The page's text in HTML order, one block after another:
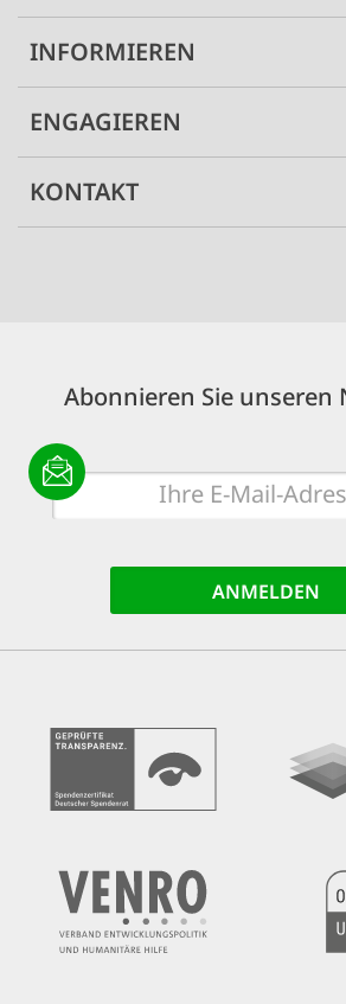
INFORMIEREN
ENGAGIEREN
KONTAKT
Abonnieren Sie unseren
E-
Mail